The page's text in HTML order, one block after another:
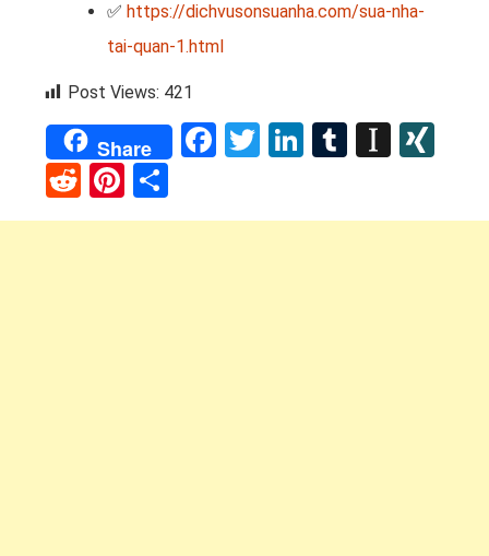
✅ https://dichvusonsuanha.com/sua-nha-
tai-quan-1.html
Post Views: 421
Share Facebook
TwitterLinkedIn
Tumblr
RedditPinterest